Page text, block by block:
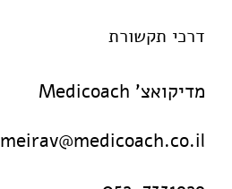
דרכי תקשורת
מדיקואצ' Medicoach
meirav@medicoach.co.il